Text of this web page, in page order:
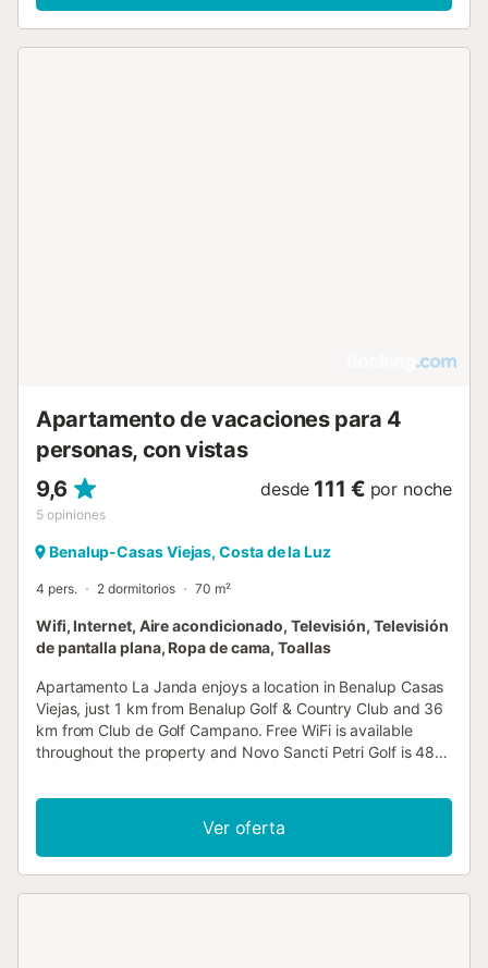
Apartamento de vacaciones para 4
personas, con vistas
9,6
5 opiniones
desde 111 € por noche
Benalup-Casas Viejas, Costa de la Luz
4 pers. 2 dormitorios 70 m²
Wifi, Internet, Aire acondicionado, Televisión, Televisión
de pantalla plana, Ropa de cama, Toallas
Apartamento La Janda enjoys a location in Benalup Casas
Viejas, just 1 km from Benalup Golf & Country Club and 36
km from Club de Golf Campano. Free WiFi is available
throughout the property and Novo Sancti Petri Golf is 48
Ver oferta